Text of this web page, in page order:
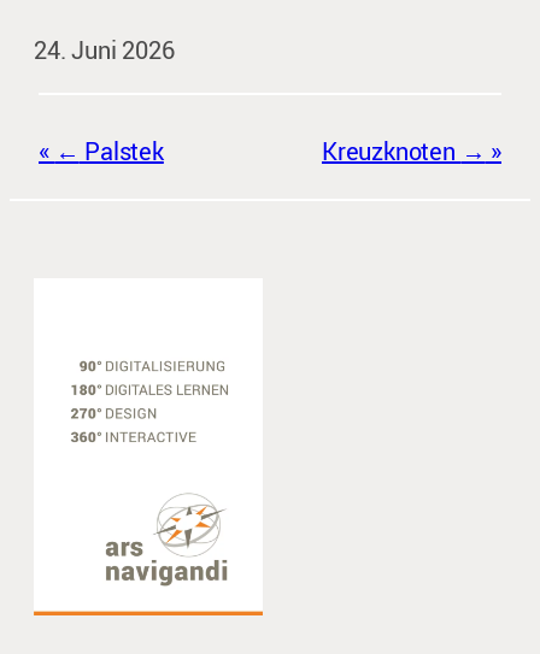
24. Juni 2026
← Palstek Kreuzknoten →